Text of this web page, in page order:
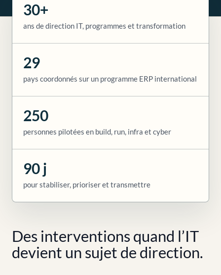
30+
ans de direction IT, programmes et transformation
29
pays coordonnés sur un programme ERP international
250
personnes pilotées en build, run, infra et cyber
90 j
pour stabiliser, prioriser et transmettre
Des interventions quand l’IT
devient un sujet de direction.